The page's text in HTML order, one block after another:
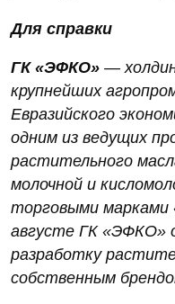
Для справки
ГК «ЭФКО» —
крупнейших
Евразийского
одним из ведущих
растительного
молочной и
торговыми марками
августе ГК «ЭФКО»
разработку
собственным